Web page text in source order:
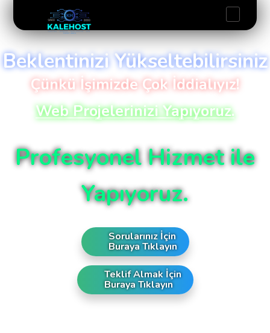
Beklentinizi Yükseltebilirsiniz
Çünkü İşimizde Çok İddialıyız!
Web Projelerinizi Yapıyoruz.
Profesyonel Hizmet ile
Yapıyoruz.
Sorularınız İçin
Buraya Tıklayın
Teklif Almak İçin
Buraya Tıklayın